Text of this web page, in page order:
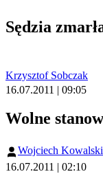
Sędzia
Krzysztof Sobczak
16.07.2011 | 09:05
Wolne
Wojciech Kowalski
16.07.2011 | 02:10